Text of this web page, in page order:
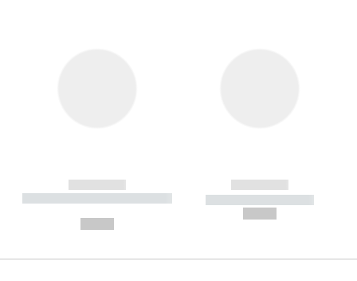
------------
----------- ----------- --------
------------
----------- -----------